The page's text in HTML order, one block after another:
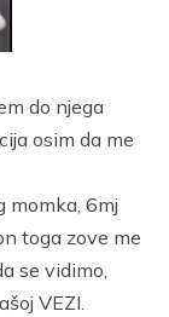
do njega
osim da me
momka, 6mj
toga zove me
se vidimo,
VEZI.